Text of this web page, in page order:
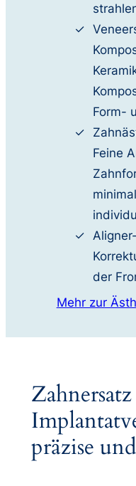
Form-
Feine
der
Mehr zur
präzise